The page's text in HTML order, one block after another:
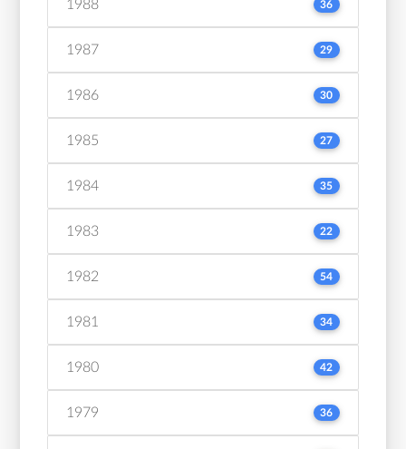
1988 36
1987 29
1986 30
1985 27
1984 35
1983 22
1982 54
1981 34
1980 42
1979 36